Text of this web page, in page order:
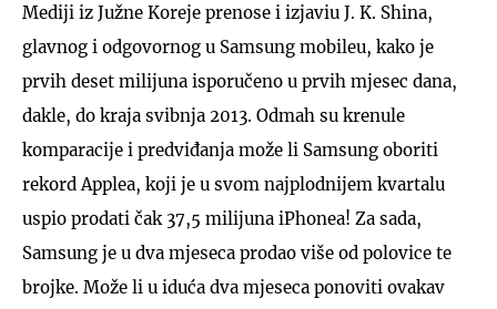
Mediji iz Južne Koreje prenose i izjaviu J. K. Shina,
glavnog i odgovornog u Samsung mobileu, kako je
prvih deset milijuna isporučeno u prvih mjesec dana,
dakle, do kraja svibnja 2013. Odmah su krenule
komparacije i predviđanja može li Samsung oboriti
rekord Applea, koji je u svom najplodnijem kvartalu
uspio prodati čak 37,5 milijuna iPhonea! Za sada,
Samsung je u dva mjeseca prodao više od polovice te
brojke. Može li u iduća dva mjeseca ponoviti ovakav